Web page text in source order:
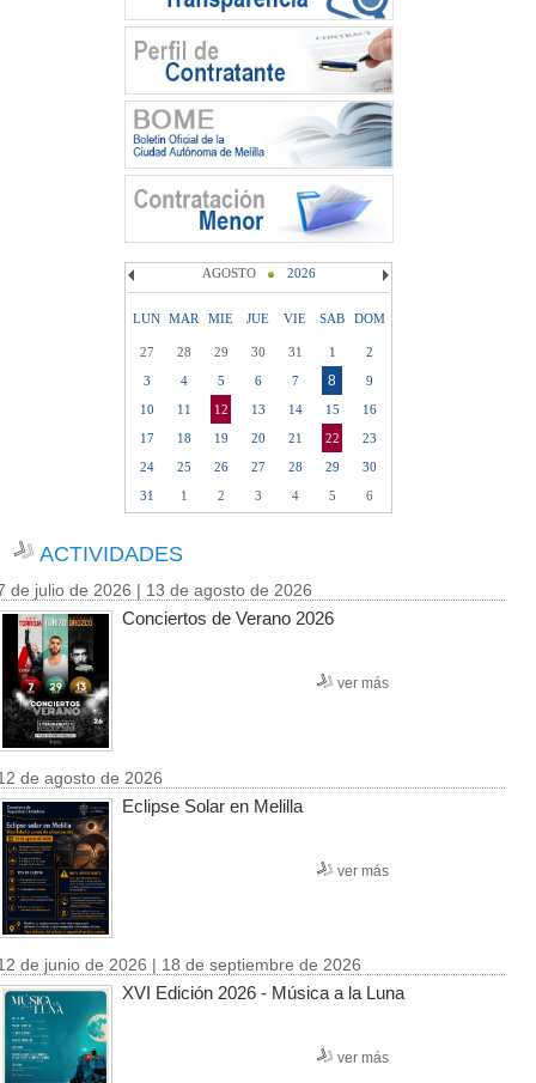
AGOSTO 2026
LUN MAR MIE JUE VIE SAB DOM
27 28 29 30 31 1
2
3
4 5 6 7 8
9
10
11 12 13 14 15
16
17
18 19 20 21 22
23
24
25 26 27 28 29
30
31
1 2 3 4 5 6
ACTIVIDADES
de julio de 2026 | 13 de agosto de 2026
Conciertos de Verano 2026
ver más
de agosto de 2026
Eclipse Solar en Melilla
ver más
de junio de 2026 | 18 de septiembre de 2026
XVI Edición 2026 - Música a la Luna
ver más